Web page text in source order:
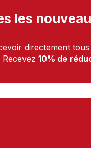
les
directement
10% de